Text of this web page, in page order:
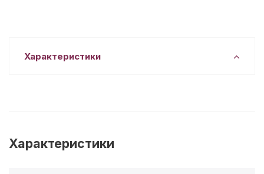
Характеристики
Характеристики